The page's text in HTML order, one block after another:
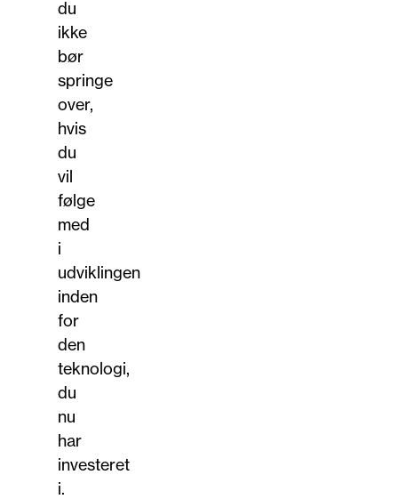
du
ikke
bør
springe
over,
hvis
du
vil
følge
med
i
udviklingen
inden
for
den
teknologi,
du
nu
har
investeret
i.